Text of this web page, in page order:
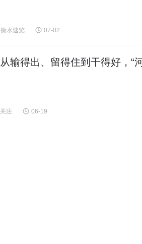
衡水速览 07-02
从输得出、留得住到干得好，“
关注 06-19